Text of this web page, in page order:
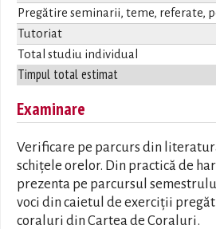
Timpul total estimat
Pregătire seminarii, teme, referate,
Tutoriat
Total studiu individual
Examinare
Verificare pe parcurs din
schiţele orelor. Din practică de
prezenta pe parcursul
voci din caietul de exerciţii
coraluri din Cartea de Coraluri.